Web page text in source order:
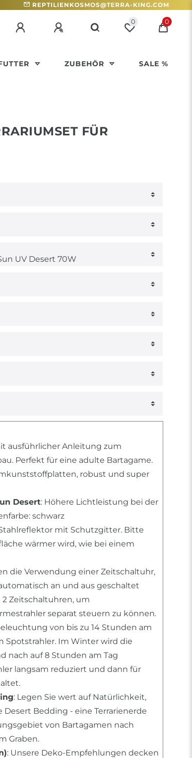
REPTILIENKOSMOS@TERRA-KING.COM
0 0
ZUBEHÖR SALE %
FÜR
ausführlicher Anleitung zum
Perfekt für eine adulte Bartagame.
robust und super
Desert: Höhere Lichtleistung bei der
schwarz
mit Schutzgitter. Bitte
wärmer wird, wie bei einem
die Verwendung einer Zeitschaltuhr,
an und aus geschaltet
Zeitschaltuhren, um
separat steuern zu können.
von bis zu 14 Stunden am
Spotstrahler. Im Winter wird die
nach auf 8 Stunden am Tag
langsam reduziert und dann für
: Legen Sie wert auf Natürlichkeit,
Bedding - eine Terrarienerde
von Bartagamen nach
Graben.
: Unsere Deko-Empfehlungen decken